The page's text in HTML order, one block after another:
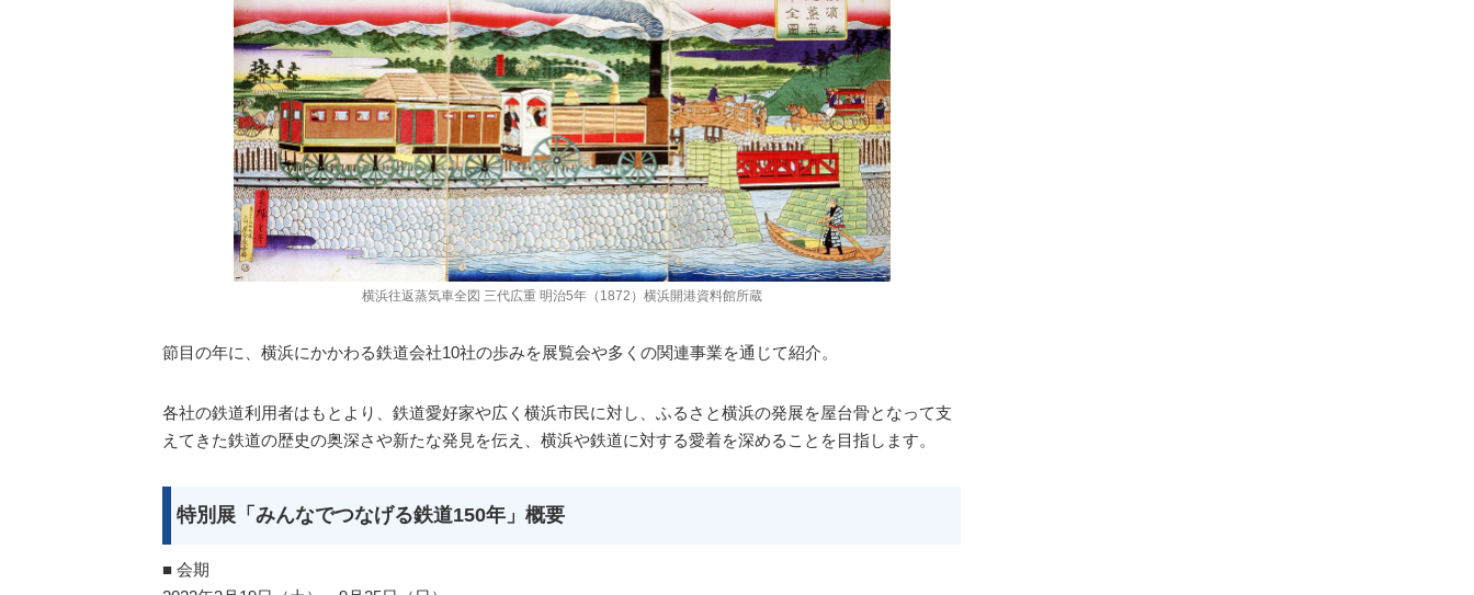
横浜往返蒸気車全図 三代広重 明治5年（1872）横浜開港資料館所蔵
節目の年に、横浜にかかわる鉄道会社10社の歩みを展覧会や多くの関連事業を通じて紹介。
各社の鉄道利用者はもとより、鉄道愛好家や広く横浜市民に対し、ふるさと横浜の発展を屋台骨となって支
えてきた鉄道の歴史の奥深さや新たな発見を伝え、横浜や鉄道に対する愛着を深めることを目指します。
特別展「みんなでつなげる鉄道150年」概要
■ 会期